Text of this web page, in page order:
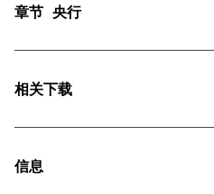
章节 央行
相关下载
信息